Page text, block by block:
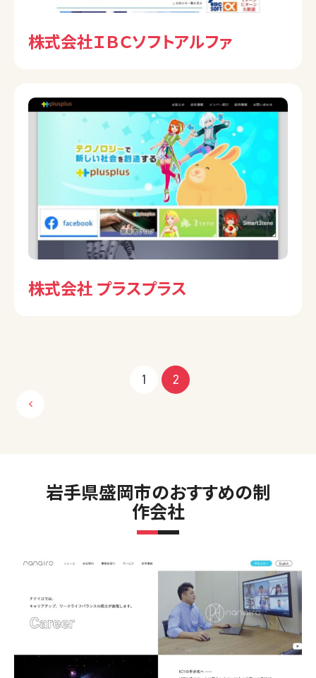
株式会社ＩＢＣソフトアルファ
株式会社 プラスプラス
稿
り
1 2
岩手県盛岡市のおすすめの制
作会社